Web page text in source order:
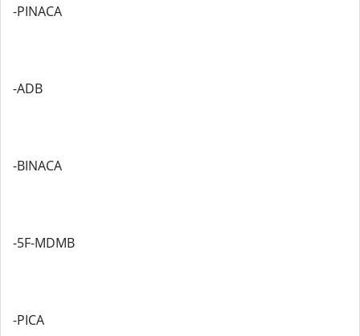
-PINACA
-ADB
-BINACA
-5F-MDMB
-PICA